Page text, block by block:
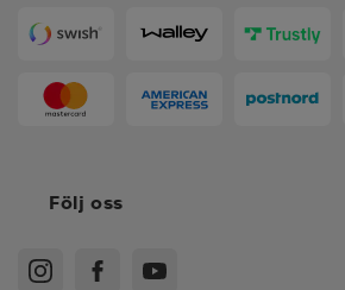
Följ oss